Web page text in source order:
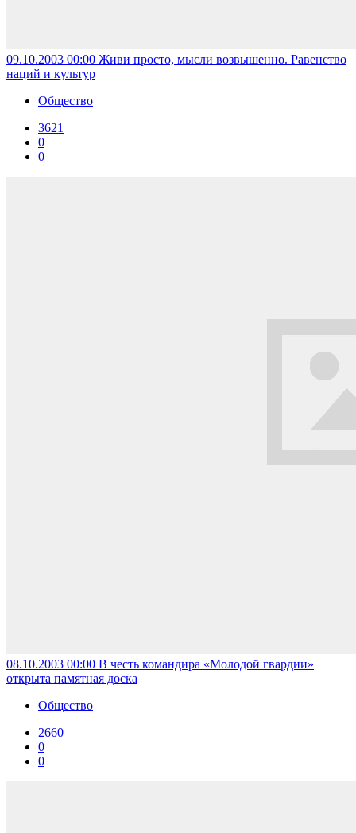
09.10.2003 00:00 Живи просто, мысли возвышенно. Равенство
наций и культур
Общество
3621
0
0
08.10.2003 00:00 В честь командира «Молодой гвардии»
открыта памятная доска
Общество
2660
0
0